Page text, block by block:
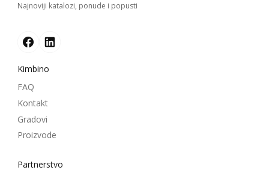
Najnoviji katalozi, ponude i popusti
Kimbino
FAQ
Kontakt
Gradovi
Proizvode
Partnerstvo